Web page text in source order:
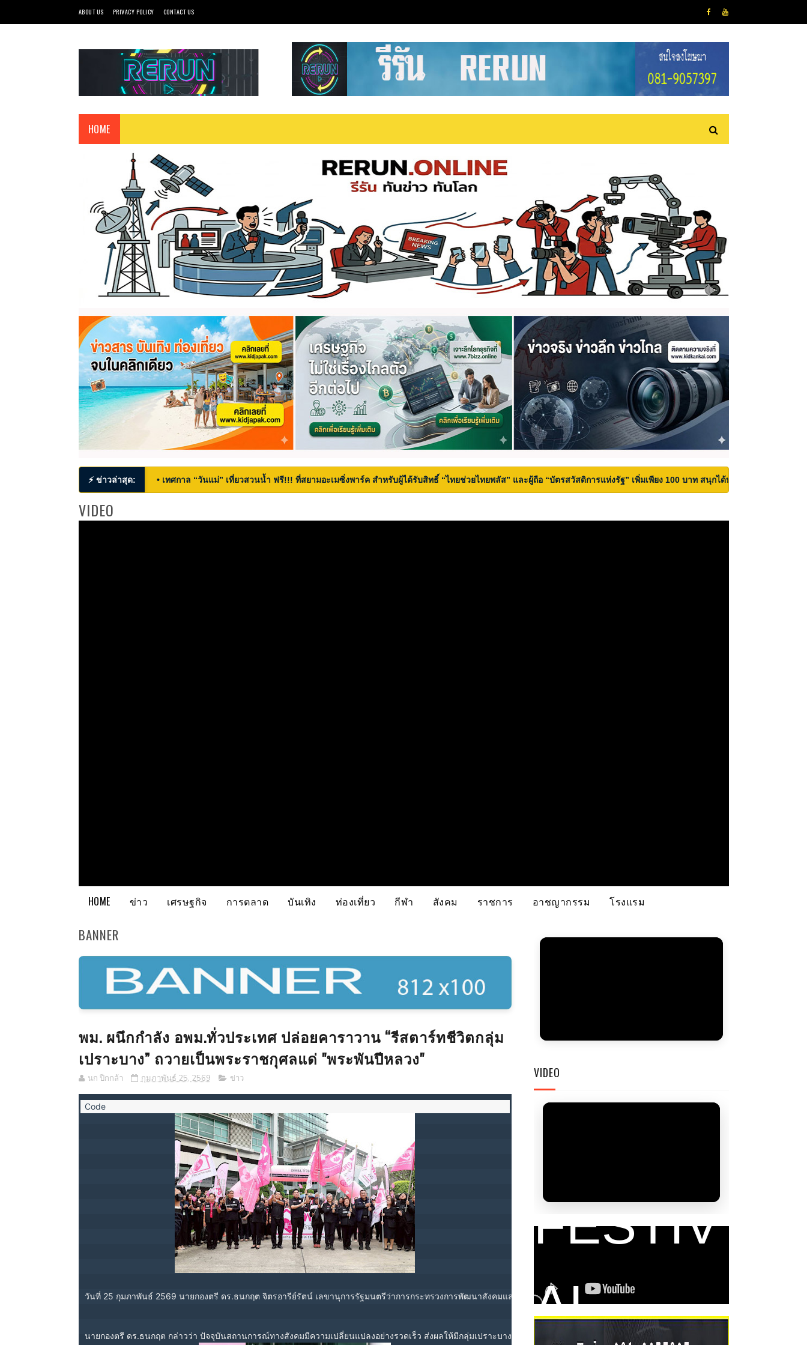
ABOUT US PRIVACY POLICY CONTACT US
HOME
⚡ ข่าวล่าสุด: • เทศกาล “วันแม่” เที่ยวสวนน้ำ ฟรี!!! ที่สยามอะเมซิ่งพาร์ค สำหรับผู้ได้รับสิทธิ์ “ไทยช่วยไทยพลัส” และผู้ถือ “บัตรสวัสดิการแห่งรัฐ” เพิ่มเพียง 100 บาท สนุกได้ทั้งสวนน้ำและสวนส
VIDEO
HOME ข่าว เศรษฐกิจ การตลาด บันเทิง ท่องเที่ยว กีฬา สังคม ราชการ อาชญากรรม โรงแรม
BANNER
พม. ผนึกกำลัง อพม.ทั่วประเทศ ปล่อยคาราวาน “รีสตาร์ทชีวิตกลุ่ม
เปราะบาง” ถวายเป็นพระราชกุศลแด่ "พระพันปีหลวง"
นก ปีกกล้า กุมภาพันธ์ 25, 2569 ข่าว
วันที่ 25 กุมภาพันธ์ 2569 นายกองตรี ดร.ธนกฤต จิตรอารีย์รัตน์ เลขานุการรัฐมนตรีว่าการกระทรวงการพัฒนาสังคมและความมั่นคงของมนุษย์ เป็นประธานเปิดโครงการ “อพม. ร่วมใจพากลุ่มเปรา
VIDEO
FESTIV
AL